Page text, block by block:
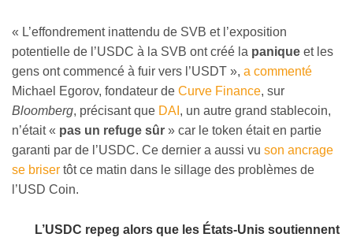
« L’effondrement inattendu de SVB et l’exposition
potentielle de l’USDC à la SVB ont créé la panique et les
gens ont commencé à fuir vers l’USDT », a commenté
Michael Egorov, fondateur de Curve Finance, sur
Bloomberg, précisant que DAI , un autre grand stablecoin,
n’était « pas un refuge sûr » car le token était en partie
garanti par de l’USDC. Ce dernier a aussi vu son ancrage
se briser tôt ce matin dans le sillage des problèmes de
l’USD Coin.
L’USDC repeg alors que les États-Unis soutiennent